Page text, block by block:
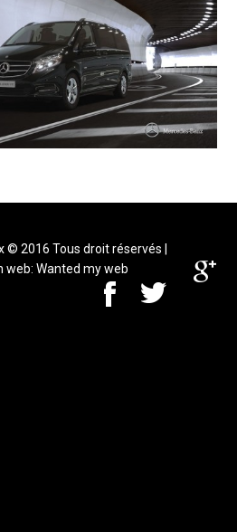
© 2016 Tous droit réservés |
web:Wanted my web